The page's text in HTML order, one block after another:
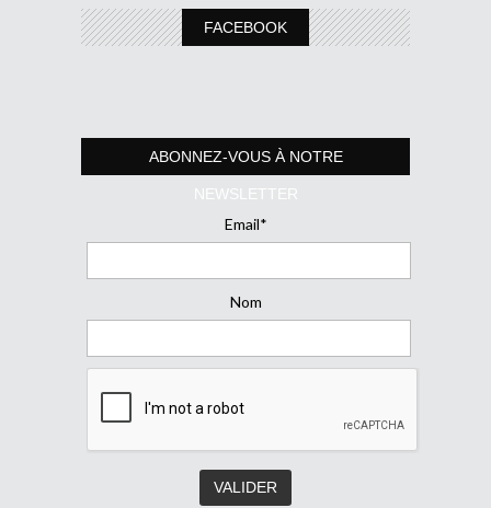
FACEBOOK
ABONNEZ-VOUS À NOTRE
NEWSLETTER
Email*
Nom